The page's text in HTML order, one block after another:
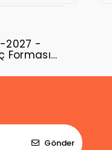
2027 -
Forması
Gönder